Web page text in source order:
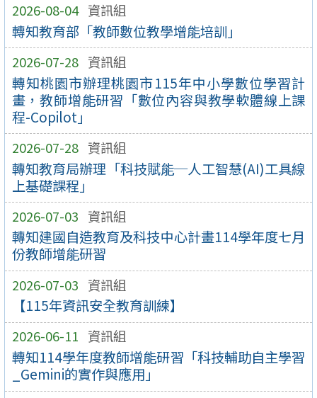
2026-08-04 資訊組
轉知教育部「教師數位教學增能培訓」
2026-07-28 資訊組
轉知桃園市辦理桃園市115年中小學數位學習計
畫，教師增能研習「數位內容與教學軟體線上課
程-Copilot」
2026-07-28 資訊組
轉知教育局辦理「科技賦能─人工智慧(AI)工具線
上基礎課程」
2026-07-03 資訊組
轉知建國自造教育及科技中心計畫114學年度七月
份教師增能研習
2026-07-03 資訊組
【115年資訊安全教育訓練】
2026-06-11 資訊組
轉知114學年度教師增能研習「科技輔助自主學習
_Gemini的實作與應用」